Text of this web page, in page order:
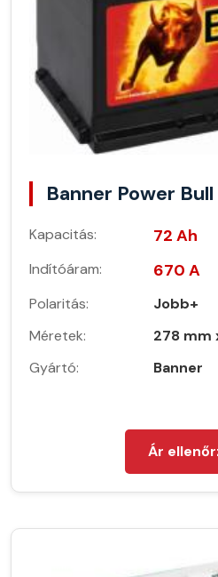
Banner Power
Kapacitás: 72 Ah
Indítóáram: 670 A
Polaritás:
Jobb+
Méretek:
278 mm
Gyártó:
Banner
Ár